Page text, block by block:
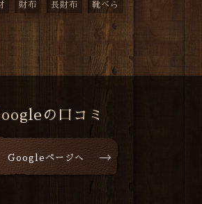
財布 長財布 靴べら
の口コミ
Googleページへ